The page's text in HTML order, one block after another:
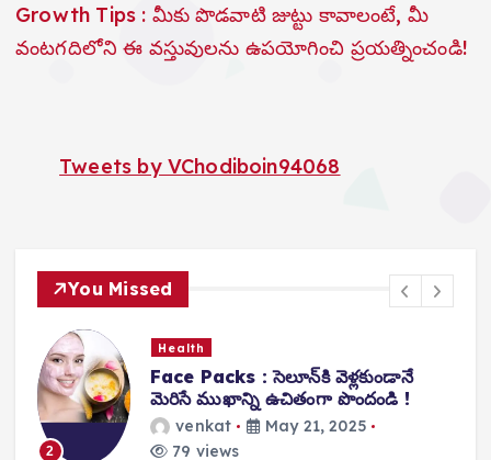
Growth Tips : మీకు పొడవాటి జుట్టు కావాలంటే, మీ
వంటగదిలోని ఈ వస్తువులను ఉపయోగించి ప్రయత్నించండి!
Tweets by VChodiboin94068
You Missed
2
Health
Face Packs : సెలూన్‌కి వెళ్లకుండానే
మెరిసే ముఖాన్ని ఉచితంగా పొందండి !
venkat
May 21, 2025
79 views